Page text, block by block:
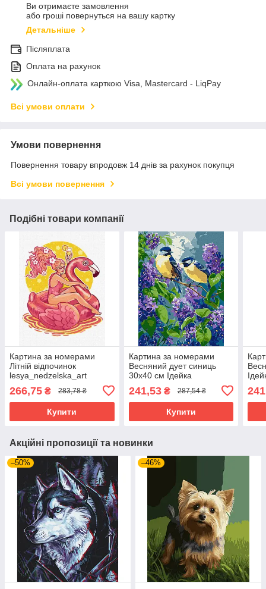
Ви отримаєте замовлення
або гроші повернуться на вашу картку
Детальніше
Післяплата
Оплата на рахунок
Онлайн-оплата карткою Visa, Mastercard - LiqPay
Всі умови оплати
Умови повернення
Повернення товару впродовж 14 днів за рахунок покупця
Всі умови повернення
Подібні товари компанії
Картина за номерами
Літній відпочинок
lesya_nedzelska_art
Идейка 30х40 (KHO5097)
266,75 ₴ 283,78 ₴
Купити
Картина за номерами
Весняний дует синиць
30х40 см Ідейка
241,53₴ 287,54 ₴
Купити
Акційні пропозиції та новинки
–50% –46%